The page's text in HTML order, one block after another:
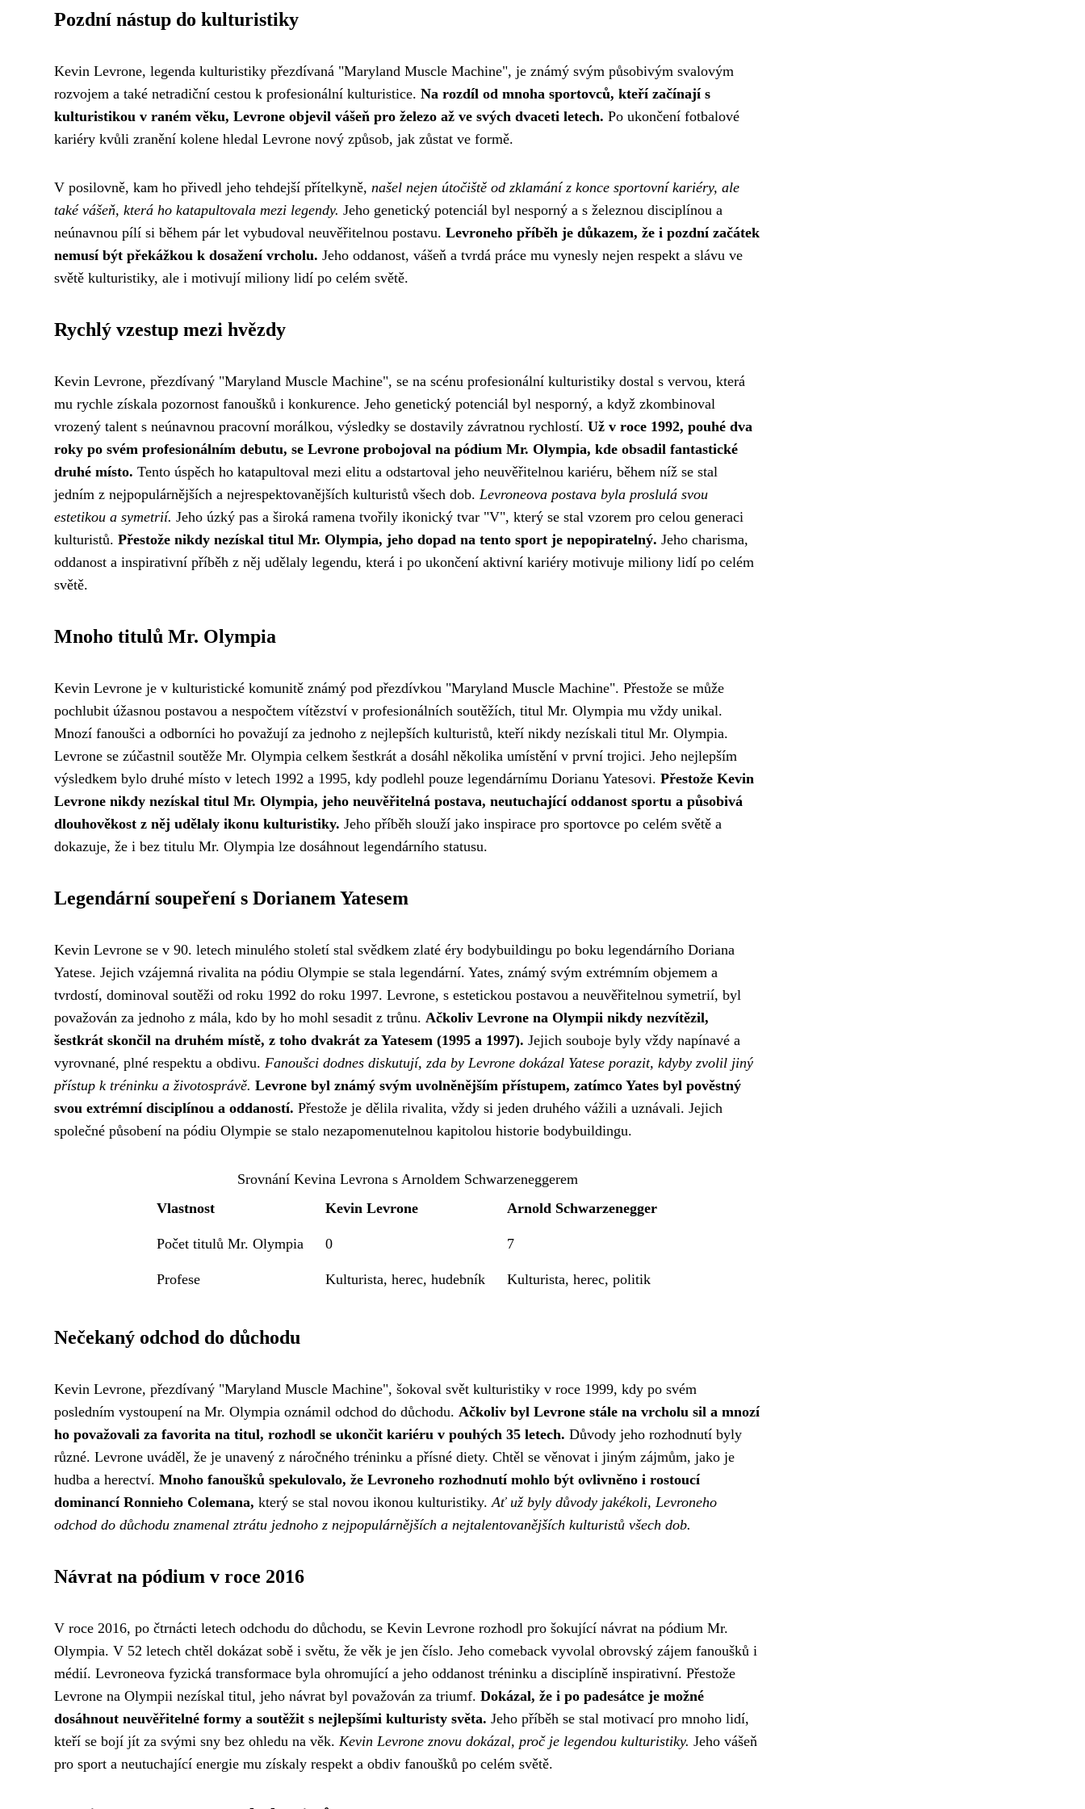
Pozdní nástup do kulturistiky
Kevin Levrone, legenda kulturistiky přezdívaná "Maryland Muscle Machine", je známý svým působivým svalovým
rozvojem a také netradiční cestou k profesionální kulturistice. Na rozdíl od mnoha sportovců, kteří začínají s
kulturistikou v raném věku, Levrone objevil vášeň pro železo až ve svých dvaceti letech. Po ukončení fotbalové
kariéry kvůli zranění kolene hledal Levrone nový způsob, jak zůstat ve formě.
V posilovně, kam ho přivedl jeho tehdejší přítelkyně, našel nejen útočiště od zklamání z konce sportovní kariéry, ale
také vášeň, která ho katapultovala mezi legendy. Jeho genetický potenciál byl nesporný a s železnou disciplínou a
neúnavnou pílí si během pár let vybudoval neuvěřitelnou postavu. Levroneho příběh je důkazem, že i pozdní začátek
nemusí být překážkou k dosažení vrcholu. Jeho oddanost, vášeň a tvrdá práce mu vynesly nejen respekt a slávu ve
světě kulturistiky, ale i motivují miliony lidí po celém světě.
Rychlý vzestup mezi hvězdy
Kevin Levrone, přezdívaný "Maryland Muscle Machine", se na scénu profesionální kulturistiky dostal s vervou, která
mu rychle získala pozornost fanoušků i konkurence. Jeho genetický potenciál byl nesporný, a když zkombinoval
vrozený talent s neúnavnou pracovní morálkou, výsledky se dostavily závratnou rychlostí. Už v roce 1992, pouhé dva
roky po svém profesionálním debutu, se Levrone probojoval na pódium Mr. Olympia, kde obsadil fantastické
druhé místo. Tento úspěch ho katapultoval mezi elitu a odstartoval jeho neuvěřitelnou kariéru, během níž se stal
jedním z nejpopulárnějších a nejrespektovanějších kulturistů všech dob. Levroneova postava byla proslulá svou
estetikou a symetrií. Jeho úzký pas a široká ramena tvořily ikonický tvar "V", který se stal vzorem pro celou generaci
kulturistů. Přestože nikdy nezískal titul Mr. Olympia, jeho dopad na tento sport je nepopiratelný. Jeho charisma,
oddanost a inspirativní příběh z něj udělaly legendu, která i po ukončení aktivní kariéry motivuje miliony lidí po celém
světě.
Mnoho titulů Mr. Olympia
Kevin Levrone je v kulturistické komunitě známý pod přezdívkou "Maryland Muscle Machine". Přestože se může
pochlubit úžasnou postavou a nespočtem vítězství v profesionálních soutěžích, titul Mr. Olympia mu vždy unikal.
Mnozí fanoušci a odborníci ho považují za jednoho z nejlepších kulturistů, kteří nikdy nezískali titul Mr. Olympia.
Levrone se zúčastnil soutěže Mr. Olympia celkem šestkrát a dosáhl několika umístění v první trojici. Jeho nejlepším
výsledkem bylo druhé místo v letech 1992 a 1995, kdy podlehl pouze legendárnímu Dorianu Yatesovi. Přestože Kevin
Levrone nikdy nezískal titul Mr. Olympia, jeho neuvěřitelná postava, neutuchající oddanost sportu a působivá
dlouhověkost z něj udělaly ikonu kulturistiky. Jeho příběh slouží jako inspirace pro sportovce po celém světě a
dokazuje, že i bez titulu Mr. Olympia lze dosáhnout legendárního statusu.
Legendární soupeření s Dorianem Yatesem
Kevin Levrone se v 90. letech minulého století stal svědkem zlaté éry bodybuildingu po boku legendárního Doriana
Yatese. Jejich vzájemná rivalita na pódiu Olympie se stala legendární. Yates, známý svým extrémním objemem a
tvrdostí, dominoval soutěži od roku 1992 do roku 1997. Levrone, s estetickou postavou a neuvěřitelnou symetrií, byl
považován za jednoho z mála, kdo by ho mohl sesadit z trůnu. Ačkoliv Levrone na Olympii nikdy nezvítězil,
šestkrát skončil na druhém místě, z toho dvakrát za Yatesem (1995 a 1997). Jejich souboje byly vždy napínavé a
vyrovnané, plné respektu a obdivu. Fanoušci dodnes diskutují, zda by Levrone dokázal Yatese porazit, kdyby zvolil jiný
přístup k tréninku a životosprávě. Levrone byl známý svým uvolněnějším přístupem, zatímco Yates byl pověstný
svou extrémní disciplínou a oddaností. Přestože je dělila rivalita, vždy si jeden druhého vážili a uznávali. Jejich
společné působení na pódiu Olympie se stalo nezapomenutelnou kapitolou historie bodybuildingu.
Srovnání Kevina Levrona s Arnoldem Schwarzeneggerem
Vlastnost
Kevin Levrone Arnold Schwarzenegger
Počet titulů Mr. Olympia 0 7
Profese Kulturista, herec, hudebník Kulturista, herec, politik
Nečekaný odchod do důchodu
Kevin Levrone, přezdívaný "Maryland Muscle Machine", šokoval svět kulturistiky v roce 1999, kdy po svém
posledním vystoupení na Mr. Olympia oznámil odchod do důchodu. Ačkoliv byl Levrone stále na vrcholu sil a mnozí
ho považovali za favorita na titul, rozhodl se ukončit kariéru v pouhých 35 letech. Důvody jeho rozhodnutí byly
různé. Levrone uváděl, že je unavený z náročného tréninku a přísné diety. Chtěl se věnovat i jiným zájmům, jako je
hudba a herectví. Mnoho fanoušků spekulovalo, že Levroneho rozhodnutí mohlo být ovlivněno i rostoucí
dominancí Ronnieho Colemana, který se stal novou ikonou kulturistiky. Ať už byly důvody jakékoli, Levroneho
odchod do důchodu znamenal ztrátu jednoho z nejpopulárnějších a nejtalentovanějších kulturistů všech dob.
Návrat na pódium v roce 2016
V roce 2016, po čtrnácti letech odchodu do důchodu, se Kevin Levrone rozhodl pro šokující návrat na pódium Mr.
Olympia. V 52 letech chtěl dokázat sobě i světu, že věk je jen číslo. Jeho comeback vyvolal obrovský zájem fanoušků i
médií. Levroneova fyzická transformace byla ohromující a jeho oddanost tréninku a disciplíně inspirativní. Přestože
Levrone na Olympii nezískal titul, jeho návrat byl považován za triumf. Dokázal, že i po padesátce je možné
dosáhnout neuvěřitelné formy a soutěžit s nejlepšími kulturisty světa. Jeho příběh se stal motivací pro mnoho lidí,
kteří se bojí jít za svými sny bez ohledu na věk. Kevin Levrone znovu dokázal, proč je legendou kulturistiky. Jeho vášeň
pro sport a neutuchající energie mu získaly respekt a obdiv fanoušků po celém světě.